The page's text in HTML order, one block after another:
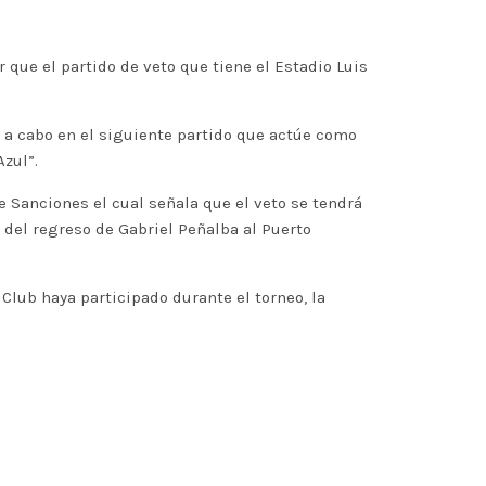
que el partido de veto que tiene el Estadio Luis
cabo en el siguiente partido que actúe como
el cual señala que el veto se tendrá
regreso de Gabriel Peñalba al Puerto
haya participado durante el torneo, la